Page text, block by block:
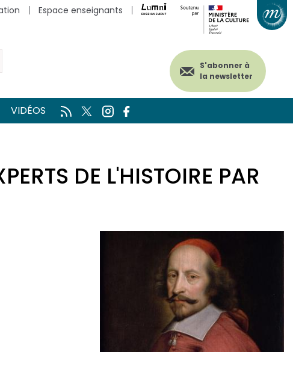
Espace enseignants
S'abonner à
la newsletter
VIDÉOS
DE L'HISTOIRE PAR